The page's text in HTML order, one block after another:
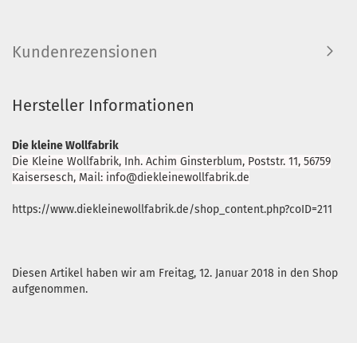
Kundenrezensionen
Hersteller Informationen
Die kleine Wollfabrik
Die Kleine Wollfabrik, Inh. Achim Ginsterblum, Poststr. 11, 56759
Kaisersesch, Mail: info@diekleinewollfabrik.de
https://www.diekleinewollfabrik.de/shop_content.php?coID=211
Diesen Artikel haben wir am Freitag, 12. Januar 2018 in den Shop
aufgenommen.